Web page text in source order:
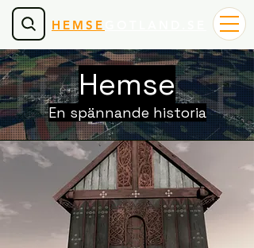
HEMSE
Hemse
En spännande historia